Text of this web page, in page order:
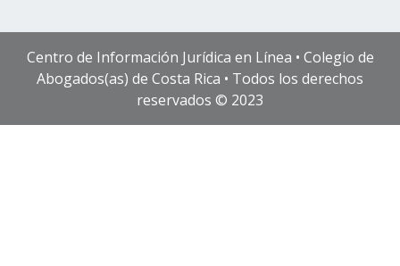
Centro de Información Jurídica en Línea • Colegio de
Abogados(as) de Costa Rica • Todos los derechos
reservados © 2023